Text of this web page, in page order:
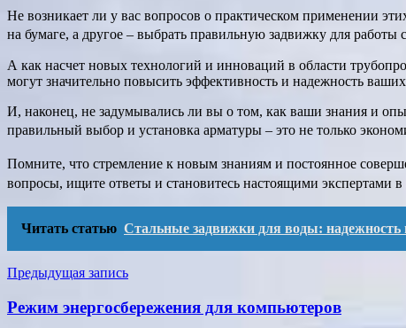
Не возникает ли у вас вопросов о практическом применении
на бумаге, а другое – выбрать правильную задвижку для
А как насчет новых технологий и инноваций в области
могут значительно повысить эффективность и надежность
И, наконец, не задумывались ли вы о том, как ваши знания и
правильный выбор и установка арматуры – это не только
Помните, что стремление к новым знаниям и постоянное
вопросы, ищите ответы и становитесь настоящими экспертами
Читать статью Стальные задвижки для воды: надежность
Навигация
по
Предыдущая запись
Режим энергосбережения для компьютеров